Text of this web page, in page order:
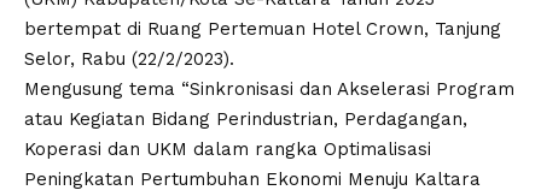
bertempat di Ruang Pertemuan Hotel Crown, Tanjung
Selor, Rabu (22/2/2023).
Mengusung tema “Sinkronisasi dan Akselerasi Program
atau Kegiatan Bidang Perindustrian, Perdagangan,
Koperasi dan UKM dalam rangka Optimalisasi
Peningkatan Pertumbuhan Ekonomi Menuju Kaltara